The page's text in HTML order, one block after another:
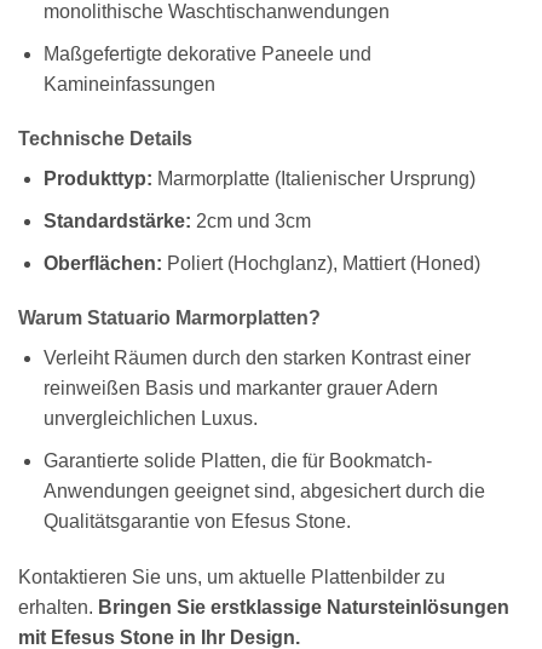
monolithische Waschtischanwendungen
Maßgefertigte dekorative Paneele und
Kamineinfassungen
Technische Details
Produkttyp: Marmorplatte (Italienischer Ursprung)
Standardstärke: 2cm und 3cm
Oberflächen: Poliert (Hochglanz), Mattiert (Honed)
Warum Statuario Marmorplatten?
Verleiht Räumen durch den starken Kontrast einer
reinweißen Basis und markanter grauer Adern
unvergleichlichen Luxus.
Garantierte solide Platten, die für Bookmatch-
Anwendungen geeignet sind, abgesichert durch die
Qualitätsgarantie von Efesus Stone.
Kontaktieren Sie uns, um aktuelle Plattenbilder zu
erhalten. Bringen Sie erstklassige Natursteinlösungen
mit Efesus Stone in Ihr Design.